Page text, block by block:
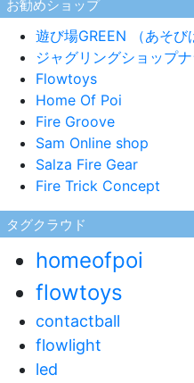
お勧めショップ
遊び場GREEN （あそ
ジャグリングショップ
Flowtoys
Home Of Poi
Fire Groove
Sam Online shop
Salza Fire Gear
Fire Trick Concept
タグクラウド
homeofpoi
flowtoys
contactball
flowlight
led